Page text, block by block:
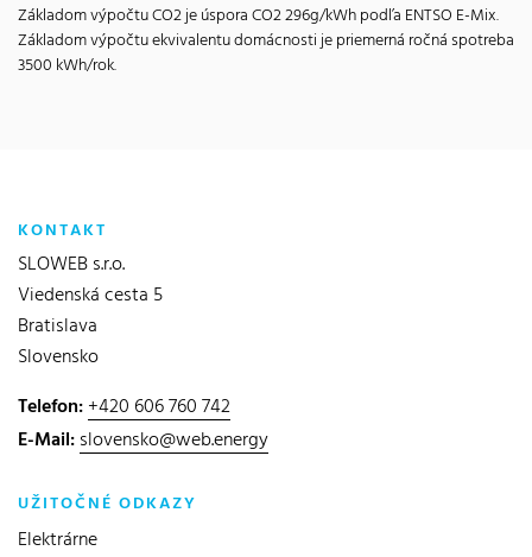
Základom výpočtu CO2 je úspora CO2 296g/kWh podľa ENTSO E-Mix.
Základom výpočtu ekvivalentu domácnosti je priemerná ročná spotreba
3500 kWh/rok.
KONTAKT
SLOWEB s.r.o.
Viedenská cesta 5
Bratislava
Slovensko
Telefon:+420 606 760 742
E-Mail:slovensko@web.energy
UŽITOČNÉ ODKAZY
Elektrárne